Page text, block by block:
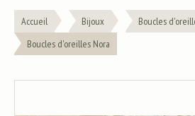
Accueil Bijoux
Boucles
Boucles d'oreilles Nora